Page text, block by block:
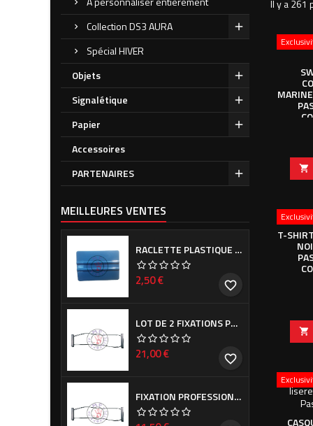
Collection DS3 AURA
Spécial HIVER
Objets
Signalétique
Papier
Accessoires
PARTENAIRES
MEILLEURES VENTES
RACLETTE PLASTIQUE BLEUE (OU VERTE SUIVANT ARRIVAGE)
Prix
2,50 € favorite_border
LOT DE 2 FIXATIONS PROFESSIONNELLES DE CACHE PLAQUE D'IMMATRICULATION
Prix
21,00 € favorite_border
FIXATION PROFESSIONNELLE DE CACHE PLAQUE D'IMMATRICULATION
Il y a 261

T-
